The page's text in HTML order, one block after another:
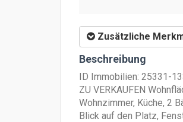
Zusätzliche
Beschreibung
ID Immobilien: 25331-
ZU VERKAUFEN
Wohnzimmer, Küche, 2
Blick auf den Platz,